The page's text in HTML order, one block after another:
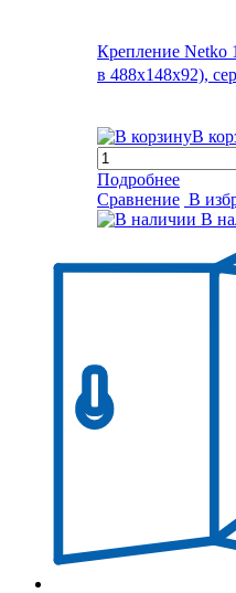
Крепление Netko
в 488х148х92),
В
Подробнее
Сравнение В
В